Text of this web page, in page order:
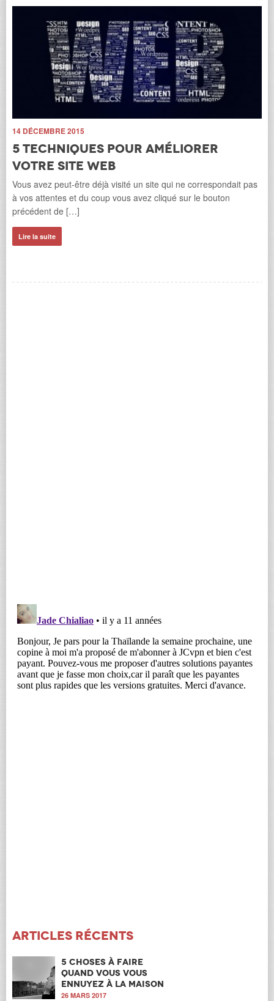
14 DÉCEMBRE 2015
5 techniques pour améliorer
votre site web
Vous avez peut-être déjà visité un site qui ne correspondait pas
à vos attentes et du coup vous avez cliqué sur le bouton
précédent de […]
Lire la suite
Articles récents
5 choses à faire
quand vous vous
ennuyez à la maison
26 MARS 2017